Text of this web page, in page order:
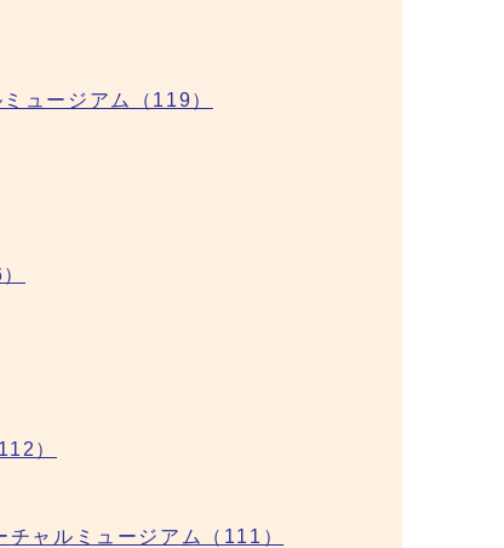
ュージアム（119）
）
ャルミュージアム（111）